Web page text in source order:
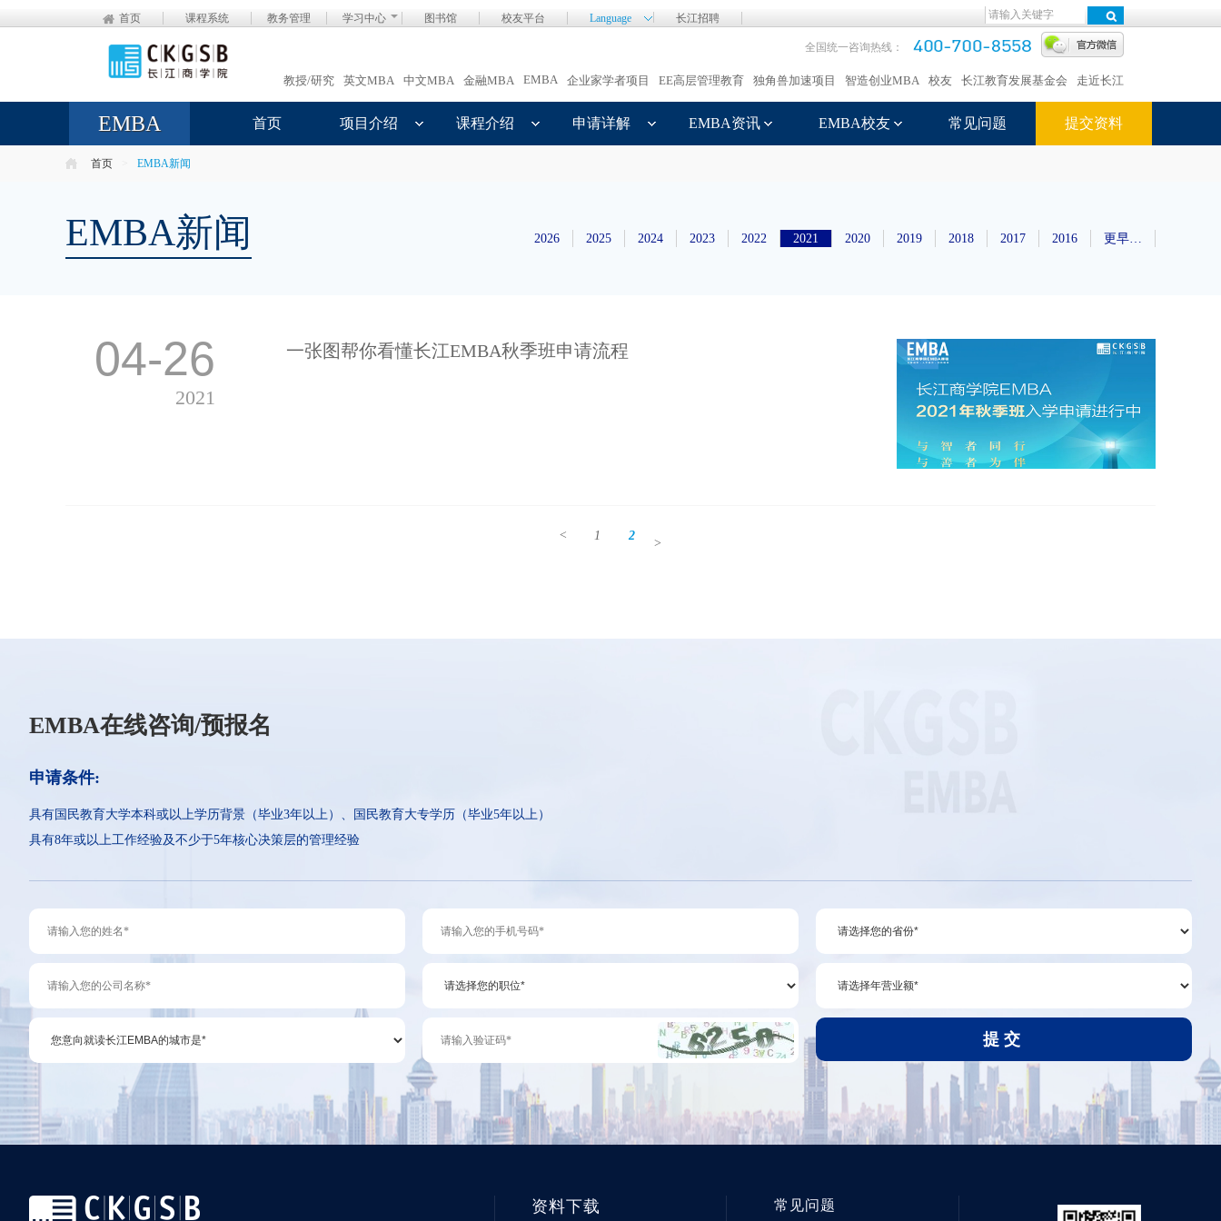
首页 课程系统 教务管理 学习中心 图书馆 校友平台 Language 长江招聘
全国统一咨询热线：
教授/研究 英文MBA 中文MBA 金融MBA EMBA 企业家学者项目 EE高层管理教育 独角兽加速项目 智造创业MBA 校友 长江教育发展基金会 走近长江
EMBA 首页 项目介绍 课程介绍 申请详解 EMBA资讯 EMBA校友 常见问题 提交资料
首页 EMBA新闻
EMBA新闻 更早…
2016
2017
2018
2019
2020
2021
2022
2023
2024
2025
2026
04-26
2021
一张图帮你看懂长江EMBA秋季班申请流程
< 1 2
>
EMBA在线咨询/预报名
申请条件:
具有国民教育大学本科或以上学历背景（毕业3年以上）、国民教育大专学历（毕业5年以上）
具有8年或以上工作经验及不少于5年核心决策层的管理经验
提交
资料下载 常见问题